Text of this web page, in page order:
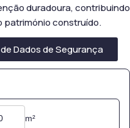
duradoura, contribuindo
património construído.
Dados de Segurança
m²